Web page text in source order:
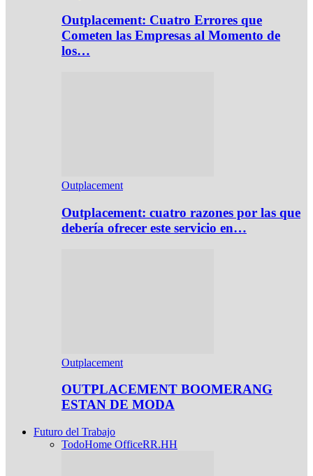
Outplacement: Cuatro Errores que
Cometen las Empresas al Momento de
los…
Outplacement
Outplacement: cuatro razones por las que
debería ofrecer este servicio en…
Outplacement
OUTPLACEMENT BOOMERANG
ESTAN DE MODA
Futuro del Trabajo
TodoHome OfficeRR.HH